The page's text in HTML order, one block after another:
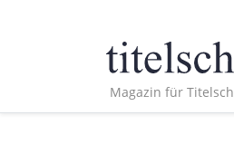
Magazin für